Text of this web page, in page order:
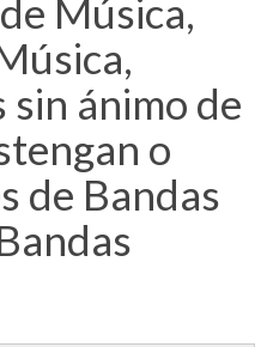
Música,
sin ánimo de
o
de Bandas